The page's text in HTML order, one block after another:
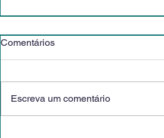
Comentários
Escreva um comentário